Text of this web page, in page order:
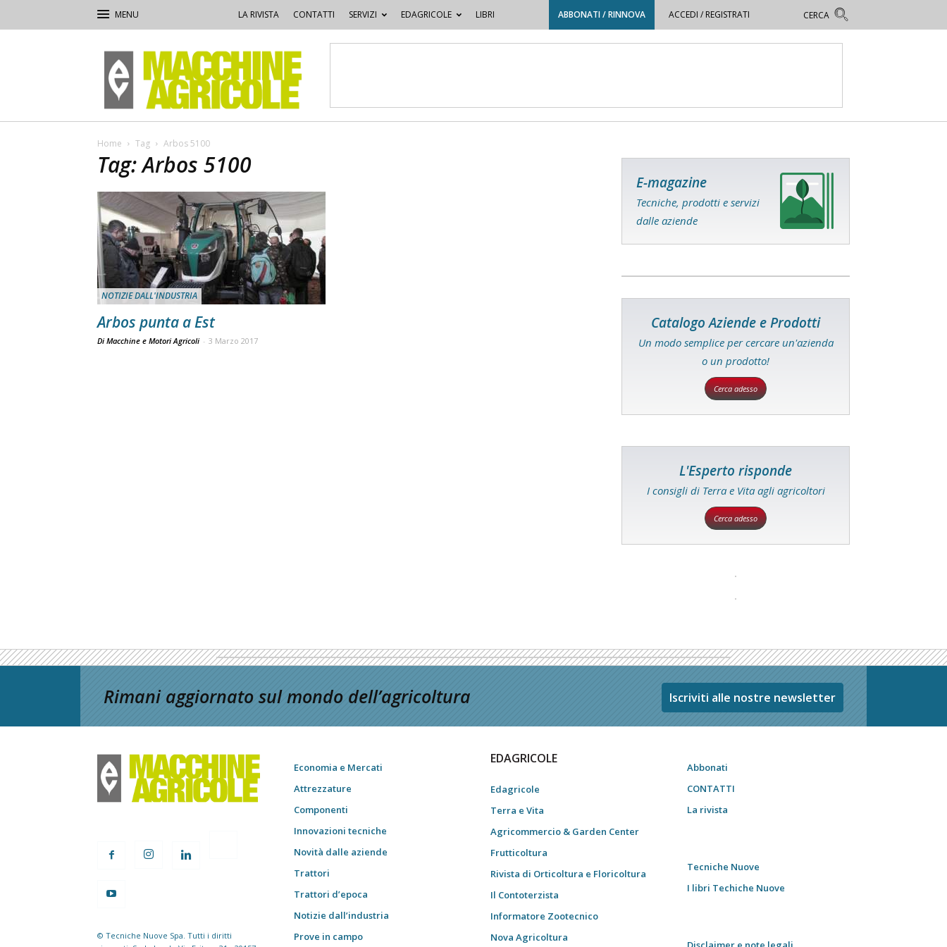
LA RIVISTA CONTATTI SERVIZI EDAGRICOLE LIBRI ABBONATI / RINNOVA ACCEDI / REGISTRATI
Macchine
Agricole
Home Tag Arbos 5100
Tag: Arbos 5100
NOTIZIE DALL'INDUSTRIA
Arbos punta a Est
Di Macchine e Motori Agricoli - 3 Marzo 2017
E-magazine
Tecniche, prodotti e servizi
dalle aziende
Catalogo Aziende e Prodotti
Un modo semplice per cercare un'azienda
o un prodotto!
Cerca adesso
L'Esperto risponde
I consigli di Terra e Vita agli agricoltori
Cerca adesso
Rimani aggiornato sul mondo dell’agricoltura Iscriviti alle nostre newsletter
© Tecniche Nuove Spa. Tutti i diritti
Economia e Mercati
Attrezzature
Componenti
Innovazioni tecniche
Novità dalle aziende
Trattori
Trattori d’epoca
Notizie dall’industria
Prove in campo
EDAGRICOLE
Edagricole
Terra e Vita
Agricommercio & Garden Center
Frutticoltura
Rivista di Orticoltura e Floricoltura
Il Contoterzista
Informatore Zootecnico
Nova Agricoltura
Abbonati
CONTATTI
La rivista
Tecniche Nuove
I libri Techiche Nuove